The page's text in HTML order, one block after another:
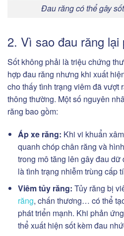
Đau răng có thể gây
2. Vì sao đau răng lại
Sốt không phải là triệu chứng
hợp đau răng nhưng khi xuất
cho thấy tình trạng viêm đã vượt
thông thường. Một số nguyên
răng bao gồm:
Áp xe răng: Khi vi khuẩn
quanh chóp chân răng và
trong mô tăng lên gây đau
là tình trạng nhiễm trùng cấp
Viêm tủy răng: Tủy răng bị
răng, chấn thương… có thể
phát triển mạnh. Khi phản
thể xuất hiện sốt kèm đau